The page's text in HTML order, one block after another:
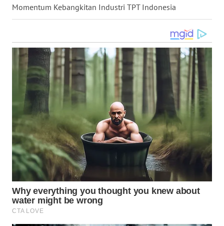
Momentum Kebangkitan Industri TPT Indonesia
WN
BALI
WN
KALBAR
WN
KALTENG
WN
KALTARA
WN
KALSEL
WN
KALTIM